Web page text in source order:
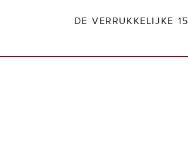
DE VERRUKKELIJKE 15